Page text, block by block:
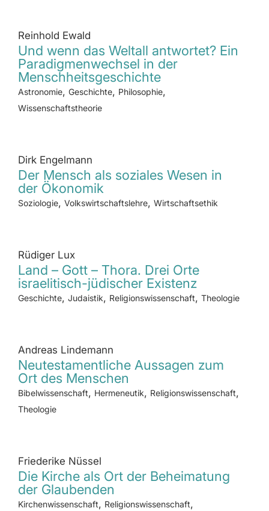
Reinhold Ewald
Und wenn das Weltall antwortet? Ein
Paradigmenwechsel in der
Menschheitsgeschichte
Astronomie, Geschichte, Philosophie,
Wissenschaftstheorie
Dirk Engelmann
Der Mensch als soziales Wesen in
der Ökonomik
Soziologie, Volkswirtschaftslehre, Wirtschaftsethik
Rüdiger Lux
Land – Gott – Thora. Drei Orte
israelitisch-jüdischer Existenz
Geschichte, Judaistik, Religionswissenschaft, Theologie
Andreas Lindemann
Neutestamentliche Aussagen zum
Ort des Menschen
Bibelwissenschaft, Hermeneutik, Religionswissenschaft,
Theologie
Friederike Nüssel
Die Kirche als Ort der Beheimatung
der Glaubenden
Kirchenwissenschaft, Religionswissenschaft,